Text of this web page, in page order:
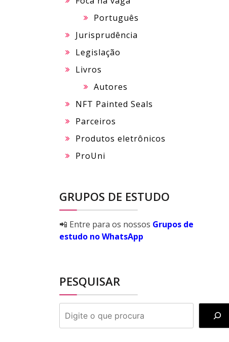
Português
Jurisprudência
Legislação
Livros
Autores
NFT Painted Seals
Parceiros
Produtos eletrônicos
ProUni
GRUPOS DE ESTUDO
📲 Entre para os nossos Grupos de
estudo no WhatsApp
PESQUISAR
PESQUISAR